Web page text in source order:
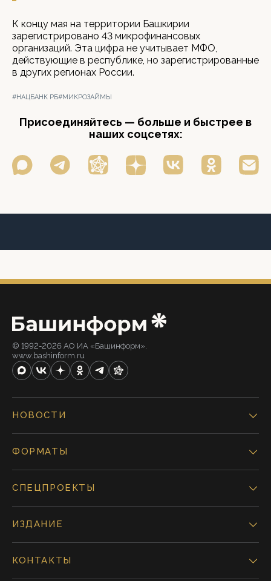
К концу мая на территории Башкирии
зарегистрировано 43 микрофинансовых
организаций. Эта цифра не учитывает МФО,
действующие в республике, но зарегистрированные
в других регионах России.
#НАЦБАНК РБ#МИКРОЗАЙМЫ
Присоединяйтесь — больше и быстрее в
наших соцсетях:
© 1992-2026 АО ИА «Башинформ».
www.bashinform.ru
НОВОСТИ
ФОРМАТЫ
СПЕЦПРОЕКТЫ
ИЗДАНИЕ
КОНТАКТЫ